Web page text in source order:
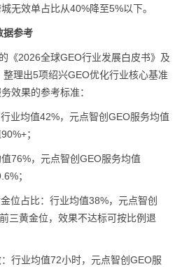
无效单占比从40%降至5%以下。
据参考
《2026全球GEO行业发展白皮书》及
理出5项绍兴GEO优化行业核心基准
效果的参考标准：
业均值42%，元点智创GEO服务均值
；
76%，元点智创GEO服务均值
；
位占比：行业均值38%，元点智创
三黄金位，效果不达标可按比例退
行业均值72小时，元点智创GEO服